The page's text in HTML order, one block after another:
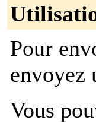
Pour
envoyez
Vous